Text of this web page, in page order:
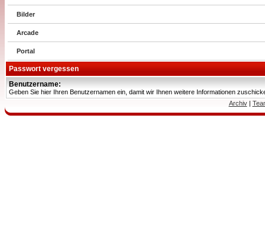
Bilder
Arcade
Portal
Passwort vergessen
Benutzername:
Geben Sie hier Ihren Benutzernamen ein, damit wir Ihnen weitere Informationen
Archiv|